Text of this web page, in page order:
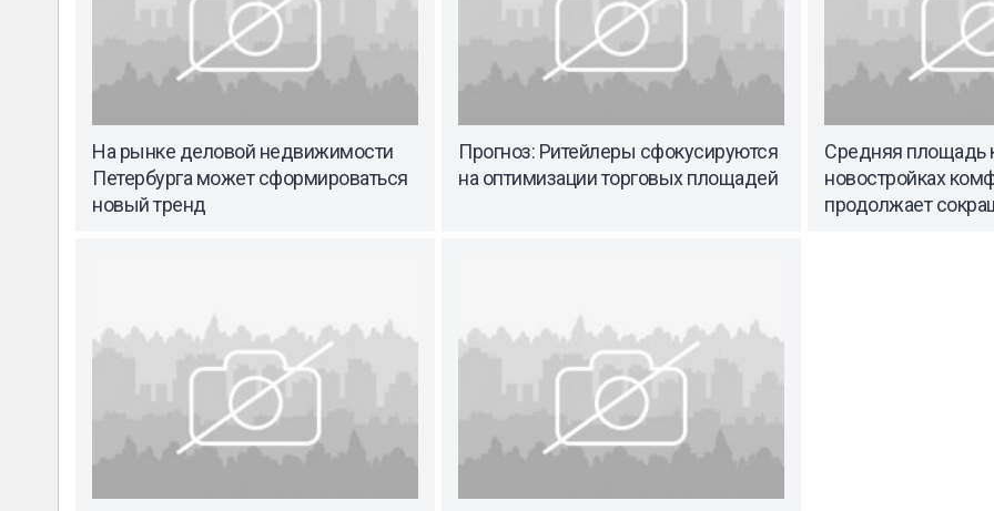
На рынке деловой недвижимости
Петербурга может сформироваться
новый тренд
Прогноз: Ритейлеры сфокусируются
на оптимизации торговых площадей
Средняя площадь
новостройках
продолжает